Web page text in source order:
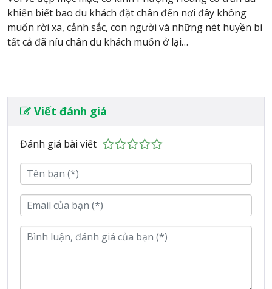
khiến biết bao du khách đặt chân đến nơi đây không
muốn rời xa, cảnh sắc, con người và những nét huyền bí
tất cả đã níu chân du khách muốn ở lại…
Viết đánh giá
Đánh giá bài viết